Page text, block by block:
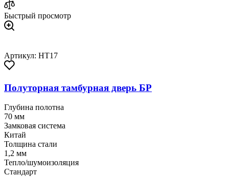
Быстрый просмотр
Артикул: HT17
Полуторная тамбурная дверь БР
Глубина полотна
70 мм
Замковая система
Китай
Толщина стали
1,2 мм
Тепло/шумоизоляция
Стандарт